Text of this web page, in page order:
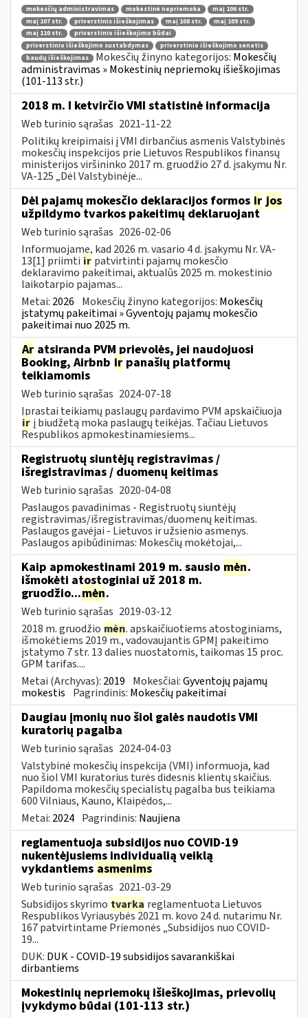
mokesčių administravimas mokestinė nepriemoka
maį 106 str.
maį 107 str.
priverstinis išieškojimas maį 108 str.
maį 109 str.
maį 110 str.
priverstinio išieškojimo būdai
priverstinio išieškojimo sustabdymas
priverstinio išieškojimo senatis
baudų išieškojimas
Mokesčių žinyno kategorijos: Mokesčių
administravimas » Mokestinių nepriemokų išieškojimas
(101-113 str.)
2018 m. I ketvirčio VMI statistinė informacija
Web turinio sąrašas 2021-11-22
Politikų kreipimaisi į VMI dirbančius asmenis Valstybinės
mokesčių inspekcijos prie Lietuvos Respublikos finansų
ministerijos viršininko 2017 m. gruodžio 27 d. įsakymu Nr.
VA-125 „Dėl Valstybinėje...
Dėl pajamų mokesčio deklaracijos formos ir jos
užpildymo tvarkos pakeitimų deklaruojant
Web turinio sąrašas 2026-02-06
Informuojame, kad 2026 m. vasario 4 d. įsakymu Nr. VA-
13[1] priimti ir patvirtinti pajamų mokesčio
deklaravimo pakeitimai, aktualūs 2025 m. mokestinio
laikotarpio pajamas...
Metai: 2026 Mokesčių žinyno kategorijos: Mokesčių
įstatymų pakeitimai » Gyventojų pajamų mokesčio
pakeitimai nuo 2025 m.
Ar atsiranda PVM prievolės, jei naudojuosi
Booking, Airbnb ir panašių platformų
teikiamomis
Web turinio sąrašas 2024-07-18
Įprastai teikiamų paslaugų pardavimo PVM apskaičiuoja
ir į biudžetą moka paslaugų teikėjas. Tačiau Lietuvos
Respublikos apmokestinamiesiems...
Registruotų siuntėjų registravimas /
išregistravimas / duomenų keitimas
Web turinio sąrašas 2020-04-08
Paslaugos pavadinimas - Registruotų siuntėjų
registravimas/išregistravimas/duomenų keitimas.
Paslaugos gavėjai - Lietuvos ir užsienio asmenys.
Paslaugos apibūdinimas: Mokesčių mokėtojai,...
Kaip apmokestinami 2019 m. sausio mėn.
išmokėti atostoginiai už 2018 m.
gruodžio...mėn.
Web turinio sąrašas 2019-03-12
2018 m. gruodžio mėn. apskaičiuotiems atostoginiams,
išmokėtiems 2019 m., vadovaujantis GPMĮ pakeitimo
įstatymo 7 str. 13 dalies nuostatomis, taikomas 15 proc.
GPM tarifas....
Metai (Archyvas): 2019 Mokesčiai:Gyventojų pajamų
mokestis Pagrindinis: Mokesčių pakeitimai
Daugiau įmonių nuo šiol galės naudotis VMI
kuratorių pagalba
Web turinio sąrašas 2024-04-03
Valstybinė mokesčių inspekcija (VMI) informuoja, kad
nuo šiol VMI kuratorius turės didesnis klientų skaičius.
Papildoma mokesčių specialistų pagalba bus teikiama
600 Vilniaus, Kauno, Klaipėdos,...
Metai: 2024 Pagrindinis: Naujiena
reglamentuoja subsidijos nuo COVID-19
nukentėjusiems individualią veiklą
vykdantiems asmenims
Web turinio sąrašas 2021-03-29
Subsidijos skyrimo tvarka reglamentuota Lietuvos
Respublikos Vyriausybės 2021 m. kovo 24 d. nutarimu Nr.
167 patvirtintame Priemonės „Subsidijos nuo COVID-
19...
DUK: DUK - COVID-19 subsidijos savarankiškai
dirbantiems
Mokestinių nepriemokų išieškojimas, prievolių
įvykdymo būdai (101-113 str.)